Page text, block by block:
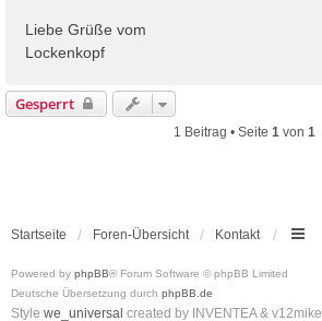
Liebe Grüße vom
Lockenkopf
Gesperrt
1 Beitrag • Seite 1 von 1
Startseite Foren-Übersicht Kontakt
Powered by phpBB® Forum Software © phpBB Limited
Deutsche Übersetzung durch phpBB.de
Style we_universal created by INVENTEA & v12mike